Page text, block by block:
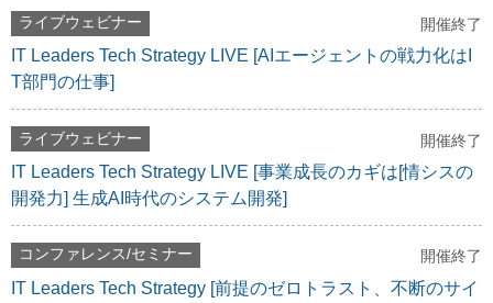
ライブウェビナー 開催終了
IT Leaders Tech Strategy LIVE [AIエージェントの戦力化はI
T部門の仕事]
ライブウェビナー 開催終了
IT Leaders Tech Strategy LIVE [事業成長のカギは[情シスの
開発力] 生成AI時代のシステム開発]
コンファレンス/セミナー 開催終了
IT Leaders Tech Strategy [前提のゼロトラスト、不断のサイ